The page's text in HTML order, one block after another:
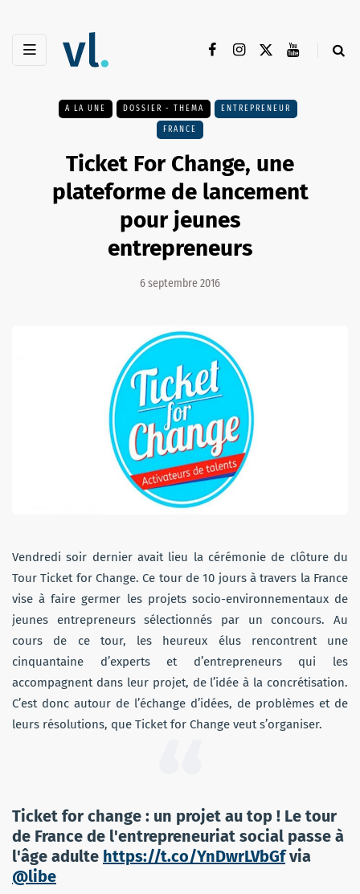
A LA UNE DOSSIER - THEMA ENTREPRENEUR
FRANCE
Ticket For Change, une
plateforme de lancement
pour jeunes
entrepreneurs
6 septembre 2016
Vendredi soir dernier avait lieu la cérémonie de clôture du
Tour Ticket for Change. Ce tour de 10 jours à travers la France
vise à faire germer les projets socio-environnementaux de
jeunes entrepreneurs sélectionnés par un concours. Au
cours de ce tour, les heureux élus rencontrent une
cinquantaine d’experts et d’entrepreneurs qui les
accompagnent dans leur projet, de l’idée à la concrétisation.
C’est donc autour de l’échange d’idées, de problèmes et de
leurs résolutions, que Ticket for Change veut s’organiser.
Ticket for change : un projet au top ! Le tour
de France de l'entrepreneuriat social passe à
l'âge adulte https://t.co/YnDwrLVbGfvia
@libe